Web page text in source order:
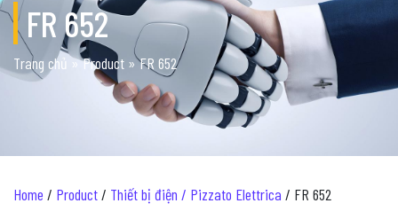
FR 652
Trang chủ »Product »FR 652
Home / Product/ Thiết bị điện / Pizzato Elettrica / FR 652